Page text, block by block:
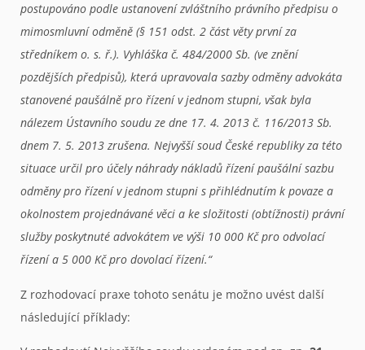
postupováno podle ustanovení zvláštního právního předpisu o
mimosmluvní odměně (§ 151 odst. 2 část věty první za
středníkem o. s. ř.). Vyhláška č. 484/2000 Sb. (ve znění
pozdějších předpisů), která upravovala sazby odměny advokáta
stanovené paušálně pro řízení v jednom stupni, však byla
nálezem Ústavního soudu ze dne 17. 4. 2013 č. 116/2013 Sb.
dnem 7. 5. 2013 zrušena. Nejvyšší soud České republiky za této
situace určil pro účely náhrady nákladů řízení paušální sazbu
odměny pro řízení v jednom stupni s přihlédnutím k povaze a
okolnostem projednávané věci a ke složitosti (obtížnosti) právní
služby poskytnuté advokátem ve výši 10 000 Kč pro odvolací
řízení a 5 000 Kč pro dovolací řízení.“
Z rozhodovací praxe tohoto senátu je možno uvést další
následující příklady: